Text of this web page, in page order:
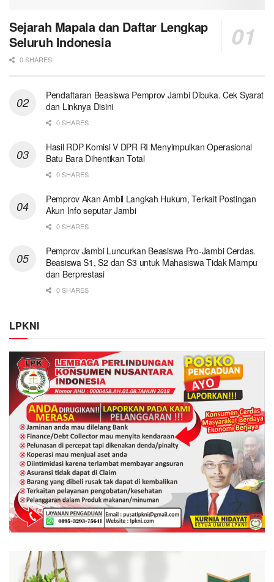
Sejarah Mapala dan Daftar Lengkap
Seluruh Indonesia
0 SHARES
Pendaftaran Beasiswa Pemprov Jambi Dibuka. Cek Syarat
dan Linknya Disini
0 SHARES
Hasil RDP Komisi V DPR RI Menyimpulkan Operasional
Batu Bara Dihentikan Total
0 SHARES
Pemprov Akan Ambil Langkah Hukum, Terkait Postingan
Akun Info seputar Jambi
0 SHARES
Pemprov Jambi Luncurkan Beasiswa Pro-Jambi Cerdas.
Beasiswa S1, S2 dan S3 untuk Mahasiswa Tidak Mampu
dan Berprestasi
0 SHARES
LPKNI